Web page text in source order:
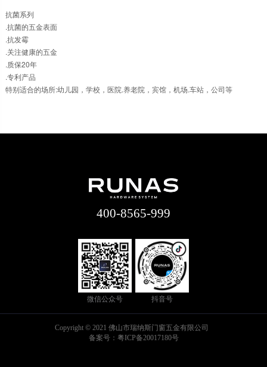
抗菌系列
.抗菌的五金表面
.抗发霉
.关注健康的五金
.质保20年
.专利产品
特别适合的场所:幼儿园，学校，医院.养老院，宾馆，机场.车站，公司等
400-8565-999
微信公众号 抖音号
Copyright © 2021 佛山市瑞纳斯门窗五金有限公司
备案号： 粤ICP备20017180号